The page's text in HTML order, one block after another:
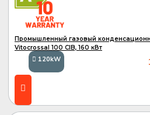
120kW
Промышленный газовый
Vitocrossal 100 CIB, 160 кВт